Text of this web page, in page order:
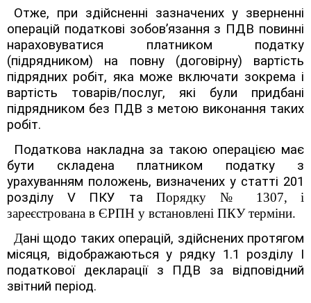
Отже, при здійсненні зазначених у зверненні
операцій податкові зобов’язання з ПДВ повинні
нараховуватися платником податку
(підрядником) на повну (договірну) вартість
підрядних робіт, яка може включати зокрема і
вартість товарів/послуг, які були придбані
підрядником без ПДВ з метою виконання таких
робіт.
Податкова накладна за такою операцією має
бути складена платником податку з
урахуванням положень, визначених у статті 201
розділу V ПКУ та Порядку № 1307, і
зареєстрована в ЄРПН у встановлені ПКУ терміни.
Дані щодо таких операцій, здійснених протягом
місяця, відображаються у рядку 1.1 розділу І
податкової декларації з ПДВ за відповідний
звітний період.